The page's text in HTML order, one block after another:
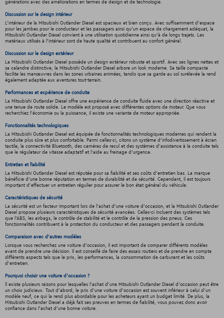
générations avec des améliorations en termes de design et de technologie.
Discussion sur le design intérieur
L'intérieur de la Mitsubishi Outlander Diesel est spacieux et bien conçu. Avec suffisamment d'espace
pour les jambes pour le conducteur et les passagers ainsi qu'un espace de chargement adéquat, la
Mitsubishi Outlander Diesel convient à une utilisation quotidienne ainsi qu'à de longs trajets. Les
matériaux utilisés à l'intérieur sont de haute qualité et contribuent au confort général.
Discussion sur le design extérieur
La Mitsubishi Outlander Diesel possède un design extérieur robuste et sportif. Avec ses lignes nettes et
sa calandre distinctive, la Mitsubishi Outlander Diesel arbore un look moderne. Sa taille compacte
facilite les manœuvres dans les zones urbaines animées, tandis que sa garde au sol surélevée la rend
également adaptée aux aventures tout-terrain.
Performances et expérience de conduite
La Mitsubishi Outlander Diesel offre une expérience de conduite fluide avec une direction réactive et
une tenue de route solide. Le modèle est proposé avec différentes options de moteur. Que vous
recherchiez l'économie ou la puissance, il existe une variante de moteur appropriée.
Fonctionnalités technologiques
La Mitsubishi Outlander Diesel est équipée de fonctionnalités technologiques modernes qui rendent la
conduite plus sûre et plus confortable. Parmi celles-ci, citons un système d'infodivertissement à écran
tactile, la connectivité Bluetooth, des caméras de recul et des systèmes d'assistance à la conduite tels
que le régulateur de vitesse adaptatif et l'aide au freinage d'urgence.
Entretien et fiabilité
La Mitsubishi Outlander Diesel est réputée pour sa fiabilité et ses coûts d'entretien bas. La marque
bénéficie d'une bonne réputation en termes de durabilité et de sécurité. Cependant, il est toujours
important d'effectuer un entretien régulier pour assurer le bon état général du véhicule.
Caractéristiques de sécurité
La sécurité est un facteur important lors de l'achat d'une voiture d'occasion, et la Mitsubishi Outlander
Diesel propose plusieurs caractéristiques de sécurité avancées. Celles-ci incluent des systèmes tels
que l'ABS, les airbags, le contrôle de stabilité et le contrôle de la pression des pneus. Ces
fonctionnalités contribuent à la protection du conducteur et des passagers pendant la conduite.
Comparaison avec d'autres modèles
Lorsque vous recherchez une voiture d'occasion, il est important de comparer différents modèles
avant de prendre une décision. Il est conseillé de faire des essais routiers et de prendre en compte
différents aspects tels que le prix, les performances, la consommation de carburant et les coûts
d'entretien.
Pourquoi choisir une voiture d'occasion ?
Il existe plusieurs raisons pour lesquelles l'achat d'une Mitsubishi Outlander Diesel d'occasion peut être
un choix judicieux. Tout d'abord, le prix d'une voiture d'occasion est souvent inférieur à celui d'un
modèle neuf, ce qui la rend plus abordable pour les acheteurs ayant un budget limité. De plus, la
Mitsubishi Outlander Diesel a déjà fait ses preuves en termes de fiabilité, vous pouvez donc avoir
confiance dans l'achat d'une bonne voiture.